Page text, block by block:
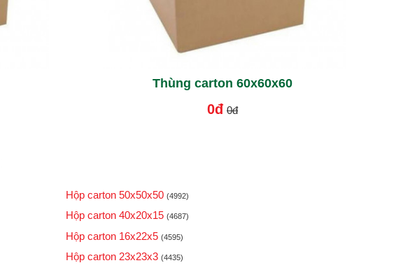
Thùng carton 60x60x60
0đ 0đ
Hộp carton 50x50x50 (4992)
Hộp carton 40x20x15 (4687)
Hộp carton 16x22x5 (4595)
Hộp carton 23x23x3 (4435)